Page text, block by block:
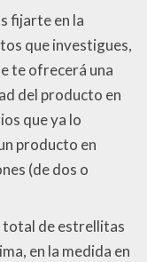
fijarte en la
que investigues,
te ofrecerá una
del producto en
que ya lo
producto en
(de dos o
total de estrellitas
en la medida en